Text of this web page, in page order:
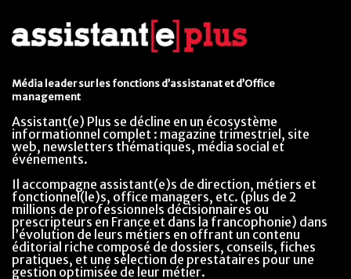
Média leader sur les fonctions d’assistanat et d’Office
management
Assistant(e) Plus se décline en un écosystème
informationnel complet : magazine trimestriel, site
web, newsletters thématiques, média social et
événements.
Il accompagne assistant(e)s de direction, métiers et
fonctionnel(le)s, office managers, etc. (plus de 2
millions de professionnels décisionnaires ou
prescripteurs en France et dans la francophonie) dans
l’évolution de leurs métiers en offrant un contenu
éditorial riche composé de dossiers, conseils, fiches
pratiques, et une sélection de prestataires pour une
gestion optimisée de leur métier.